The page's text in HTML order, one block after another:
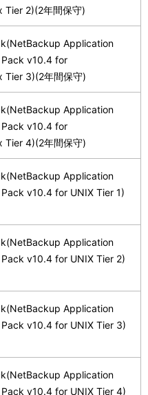
Tier 2)(2年間保守)
Application
v10.4 for
Tier 3)(2年間保守)
Application
v10.4 for
Tier 4)(2年間保守)
Application
v10.4 for UNIX Tier 1)
Application
v10.4 for UNIX Tier 2)
Application
v10.4 for UNIX Tier 3)
Application
v10.4 for UNIX Tier 4)